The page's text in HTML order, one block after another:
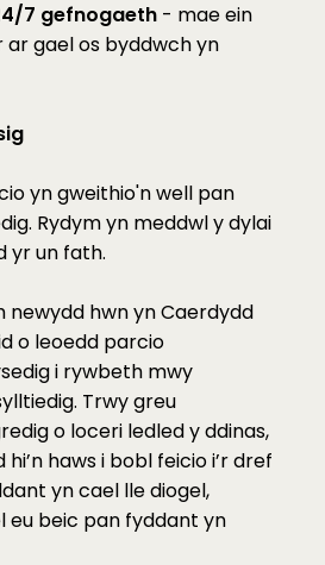
7 gefnogaeth - mae ein
gael os byddwch yn
yn gweithio'n well pan
Rydym yn meddwl y dylai
yr un fath.
newydd hwn yn Caerdydd
o leoedd parcio
i rywbeth mwy
Trwy greu
o loceri ledled y ddinas,
haws i bobl feicio i’r dref
yn cael lle diogel,
eu beic pan fyddant yn